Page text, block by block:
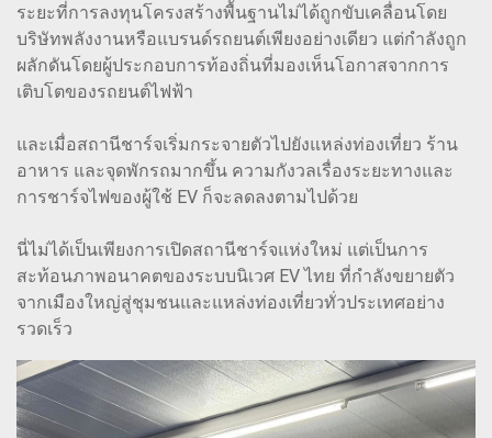
ระยะที่การลงทุนโครงสร้างพื้นฐานไม่ได้ถูกขับเคลื่อนโดย
บริษัทพลังงานหรือแบรนด์รถยนต์เพียงอย่างเดียว แต่กำลังถูก
ผลักดันโดยผู้ประกอบการท้องถิ่นที่มองเห็นโอกาสจากการ
เติบโตของรถยนต์ไฟฟ้า
และเมื่อสถานีชาร์จเริ่มกระจายตัวไปยังแหล่งท่องเที่ยว ร้าน
อาหาร และจุดพักรถมากขึ้น ความกังวลเรื่องระยะทางและ
การชาร์จไฟของผู้ใช้ EV ก็จะลดลงตามไปด้วย
นี่ไม่ได้เป็นเพียงการเปิดสถานีชาร์จแห่งใหม่ แต่เป็นการ
สะท้อนภาพอนาคตของระบบนิเวศ EV ไทย ที่กำลังขยายตัว
จากเมืองใหญ่สู่ชุมชนและแหล่งท่องเที่ยวทั่วประเทศอย่าง
รวดเร็ว